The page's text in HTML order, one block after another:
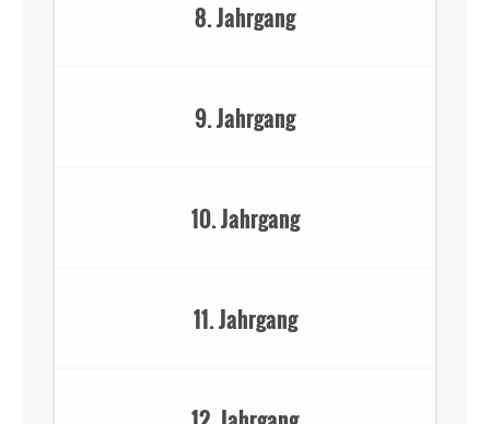
8. Jahrgang
9. Jahrgang
10. Jahrgang
11. Jahrgang